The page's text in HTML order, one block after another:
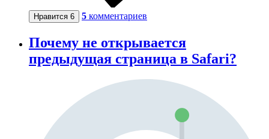
Нравится 6 5 комментариев
Почему не открывается
предыдущая страница в Safari?